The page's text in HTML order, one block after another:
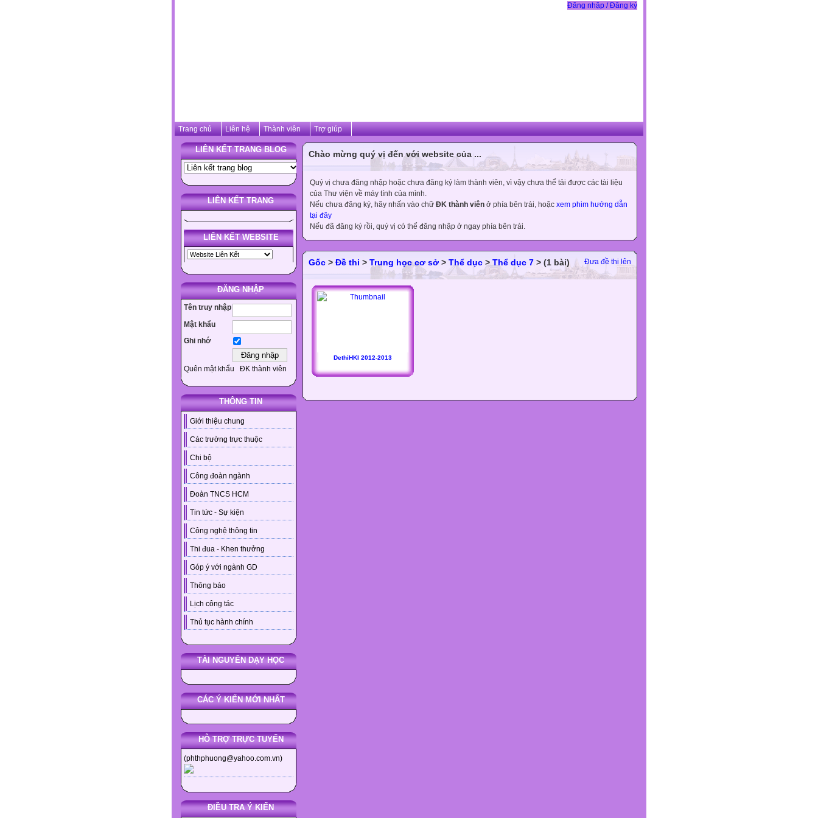
Đăng nhập / Đăng ký
Trang chủ Liên hệ Thành viên Trợ giúp
LIÊN KẾT TRANG BLOG
LIÊN KẾT TRANG
LIÊN KẾT WEBSITE
ĐĂNG NHẬP
Tên truy nhập
Mật khẩu
Ghi nhớ
Quên mật khẩu ĐK thành viên
THÔNG TIN
Giới thiệu chung
Các trường trực thuộc
Chi bộ
Công đoàn ngành
Đoàn TNCS HCM
Tin tức - Sự kiện
Công nghệ thông tin
Thi đua - Khen thưởng
Góp ý với ngành GD
Thông báo
Lịch công tác
Thủ tục hành chính
TÀI NGUYÊN DẠY HỌC
CÁC Ý KIẾN MỚI NHẤT
HỖ TRỢ TRỰC TUYẾN
(phthphuong@yahoo.com.vn)
ĐIỀU TRA Ý KIẾN
Chào mừng quý vị đến với website của ...
Quý vị chưa đăng nhập hoặc chưa đăng ký làm thành viên, vì vậy chưa thể tải được các tài liệu
của Thư viện về máy tính của mình.
Nếu chưa đăng ký, hãy nhấn vào chữ ĐK thành viên ở phía bên trái, hoặc xem phim hướng dẫn
tại đây
Nếu đã đăng ký rồi, quý vị có thể đăng nhập ở ngay phía bên trái.
Đưa đề thi lên
Gốc > Đề thi > Trung học cơ sở > Thể dục > Thể dục 7 > (1 bài)
DethiHKI 2012-2013